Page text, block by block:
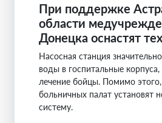
При поддержке
области
Донецка оснастят
Насосная станция
воды в госпитальные
лечение бойцы. Помимо
больничных палат установят
систему.